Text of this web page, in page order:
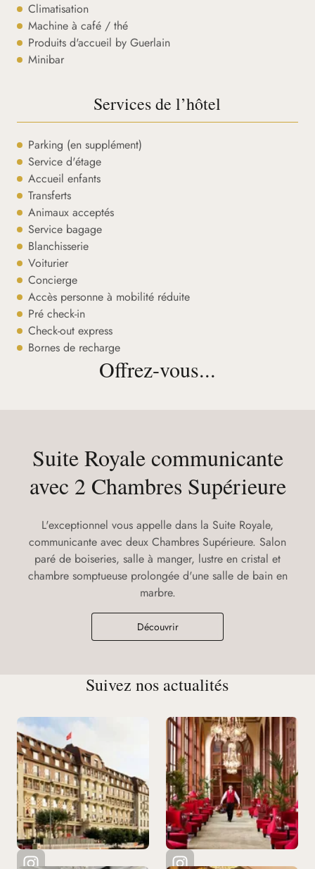
Climatisation
Machine à café / thé
Produits d'accueil by Guerlain
Minibar
Services de l’hôtel
Parking (en supplément)
Service d'étage
Accueil enfants
Transferts
Animaux acceptés
Service bagage
Blanchisserie
Voiturier
Concierge
Accès personne à mobilité réduite
Pré check-in
Check-out express
Bornes de recharge
Offrez-vous...
Suite Royale communicante
avec 2 Chambres Supérieure
L'exceptionnel vous appelle dans la Suite Royale,
communicante avec deux Chambres Supérieure. Salon
paré de boiseries, salle à manger, lustre en cristal et
chambre somptueuse prolongée d'une salle de bain en
marbre.
Découvrir
Suivez nos actualités